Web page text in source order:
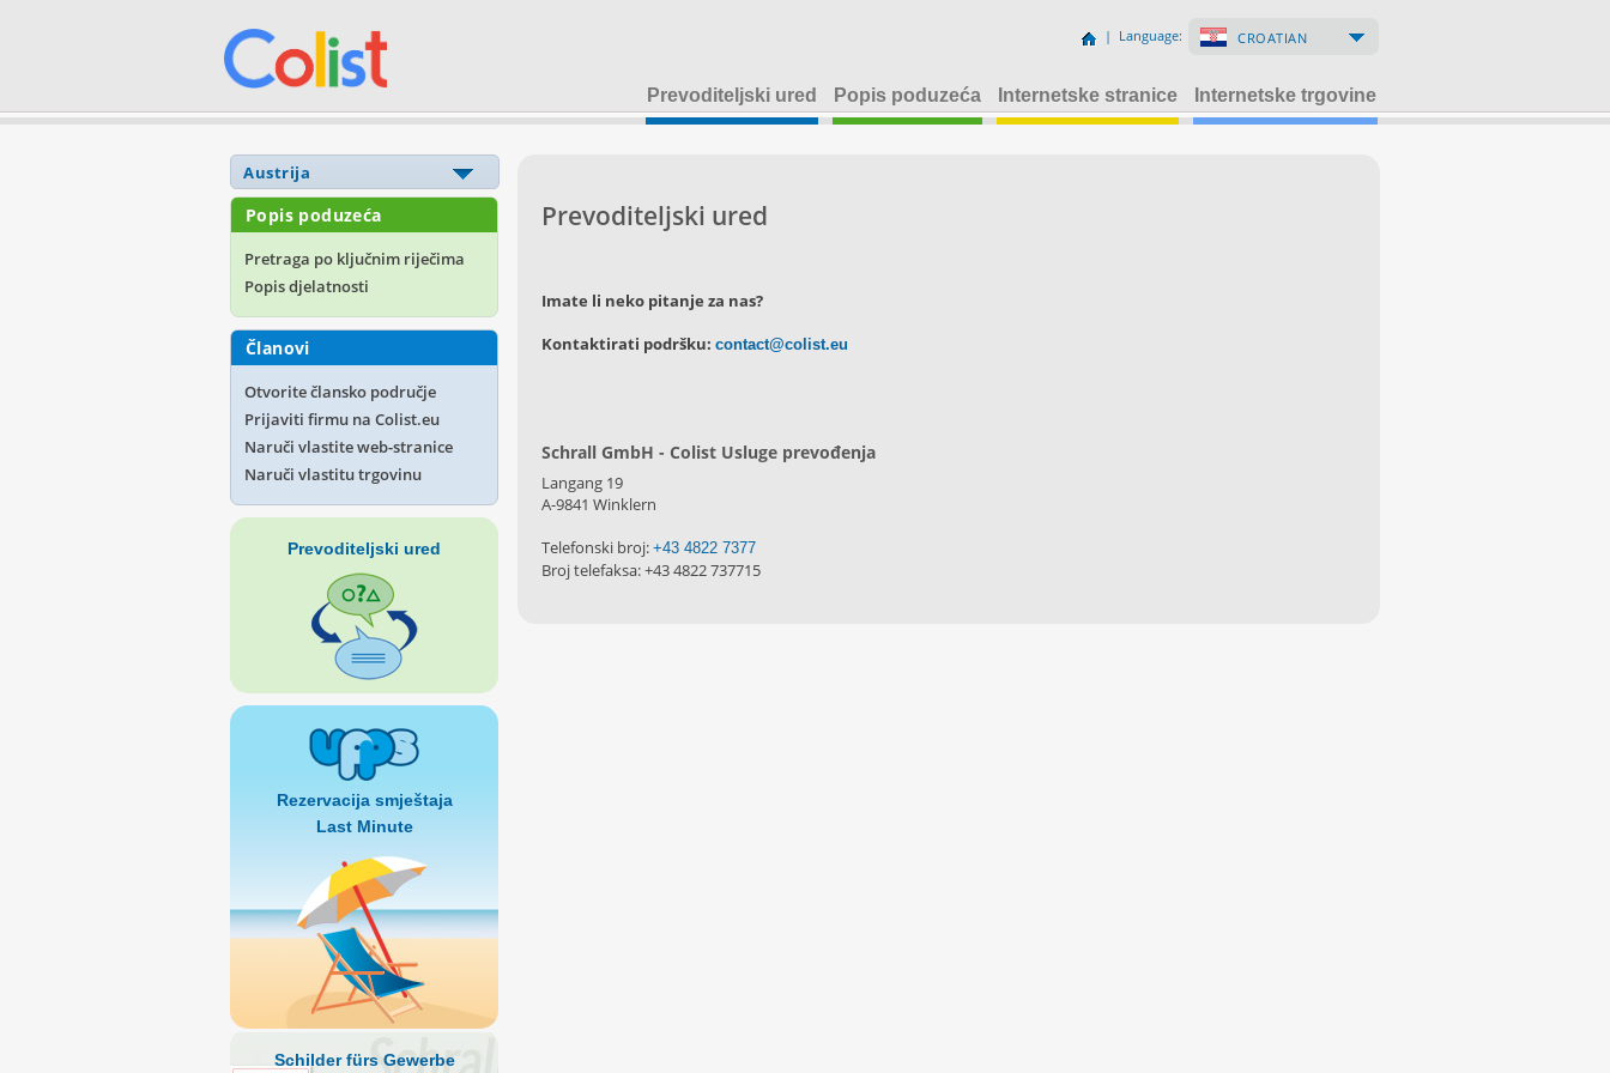
| Language: CROATIAN
Prevoditeljski ured Popis poduzeća Internetske stranice Internetske trgovine
Popis poduzeća
Pretraga po ključnim riječima
Popis djelatnosti
Članovi
Otvorite člansko područje
Prijaviti firmu na Colist.eu
Naruči vlastite web-stranice
Naruči vlastitu trgovinu
Prevoditeljski ured
Rezervacija smještaja
Last Minute
Schilder fürs Gewerbe
Prevoditeljski ured
Imate li neko pitanje za nas?
Kontaktirati podršku: contact@colist.eu
Schrall GmbH - Colist Usluge prevođenja
Langang 19
A-9841 Winklern
Telefonski broj: +43 4822 7377
Broj telefaksa: +43 4822 737715